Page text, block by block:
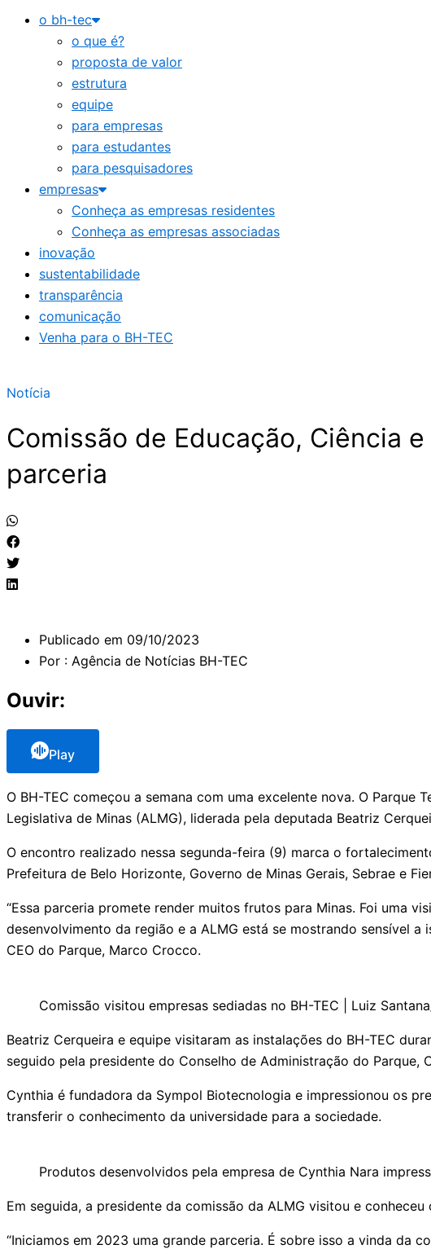
o bh-tec
o que é?
proposta de valor
estrutura
equipe
para empresas
para estudantes
para pesquisadores
empresas
Conheça as empresas residentes
Conheça as empresas associadas
inovação
sustentabilidade
transparência
comunicação
Venha para o BH-TEC
Notícia
Comissão de Educação, Ciência
parceria
Publicado em 09/10/2023
Por : Agência de Notícias BH-TEC
Ouvir:
Play
O BH-TEC começou a semana com uma excelente nova. O
Legislativa de Minas (ALMG), liderada pela deputada Beatriz
O encontro realizado nessa segunda-feira (9) marca o
Prefeitura de Belo Horizonte, Governo de Minas Gerais, Sebrae e
“Essa parceria promete render muitos frutos para Minas. Foi uma
desenvolvimento da região e a ALMG está se mostrando sensível
CEO do Parque, Marco Crocco.
Comissão visitou empresas sediadas no BH-TEC | Luiz
Beatriz Cerqueira e equipe visitaram as instalações do BH-TEC
seguido pela presidente do Conselho de Administração do Parque,
Cynthia é fundadora da Sympol Biotecnologia e impressionou os
transferir o conhecimento da universidade para a sociedade.
Produtos desenvolvidos pela empresa de Cynthia Nara
Em seguida, a presidente da comissão da ALMG visitou e
“Iniciamos em 2023 uma grande parceria. É sobre isso a vinda da